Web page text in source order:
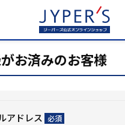
お済みのお客様
アドレス